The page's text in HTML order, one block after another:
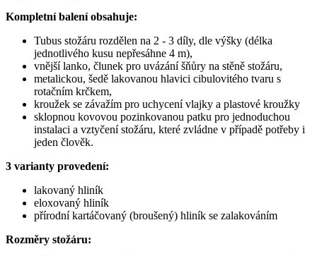
Kompletní balení obsahuje:
Tubus stožáru rozdělen na 2 - 3 díly, dle výšky (délka
jednotlivého kusu nepřesáhne 4 m),
vnější lanko, člunek pro uvázání šňůry na stěně stožáru,
metalickou, šedě lakovanou hlavici cibulovitého tvaru s
rotačním krčkem,
kroužek se závažím pro uchycení vlajky a plastové kroužky
sklopnou kovovou pozinkovanou patku pro jednoduchou
instalaci a vztyčení stožáru, které zvládne v případě potřeby i
jeden člověk.
3 varianty provedení:
lakovaný hliník
eloxovaný hliník
přírodní kartáčovaný (broušený) hliník se zalakováním
Rozměry stožáru: